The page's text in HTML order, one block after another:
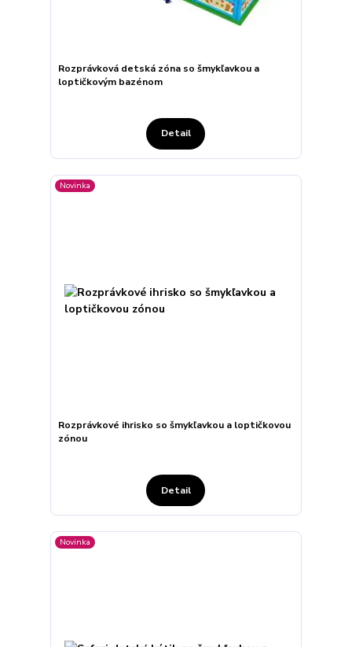
Rozprávková detská zóna so šmykľavkou a
loptičkovým bazénom
Detail
Novinka
Rozprávkové ihrisko so šmykľavkou a loptičkovou
zónou
Detail
Novinka